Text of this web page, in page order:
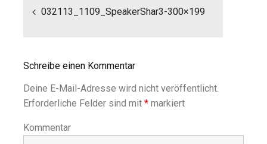
032113_1109_SpeakerShar3-300×199
Schreibe einen Kommentar
Deine E-Mail-Adresse wird nicht veröffentlicht.
Erforderliche Felder sind mit * markiert
Kommentar